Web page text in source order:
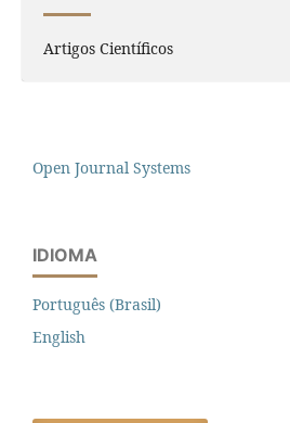
Artigos Científicos
Open Journal Systems
IDIOMA
Português (Brasil)
English